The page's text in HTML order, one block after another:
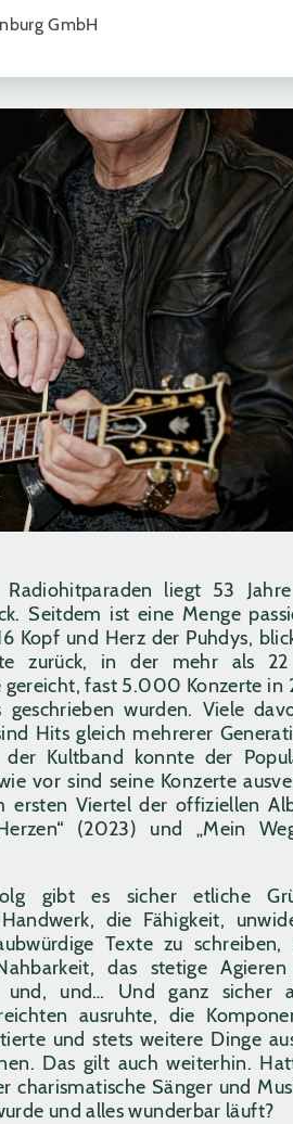
liegt 53
Seitdem ist eine Menge
Kopf und Herz der Puhdys,
zurück, in der mehr als
fast 5.000 Konzerte in
wurden. Viele
Hits gleich mehrerer
der Kultband konnte der
vor sind seine Konzerte
ersten Viertel der offiziellen
(2023) und „Mein
gibt es sicher etliche
die Fähigkeit,
Texte zu schreiben,
das stetige
und, und… Und ganz sicher
ausruhte, die
und stets weitere Dinge
Das gilt auch weiterhin.
charismatische Sänger und
und alles wunderbar läuft?